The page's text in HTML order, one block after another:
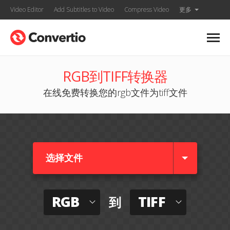
Video Editor Add Subtitles to Video Compress Video 更多
RGB到TIFF转换器
在线免费转换您的rgb文件为tiff文件
选择文件
RGB 到 TIFF